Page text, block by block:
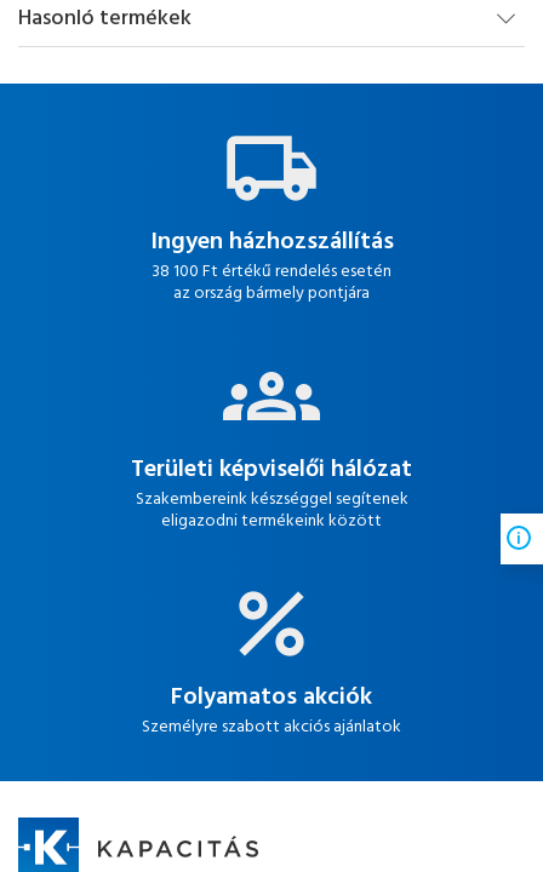
Hasonló termékek
Ingyen házhozszállítás
38 100 Ft értékű rendelés esetén
az ország bármely pontjára
Területi képviselői hálózat
Szakembereink készséggel segítenek
eligazodni termékeink között
Folyamatos akciók
Személyre szabott akciós ajánlatok